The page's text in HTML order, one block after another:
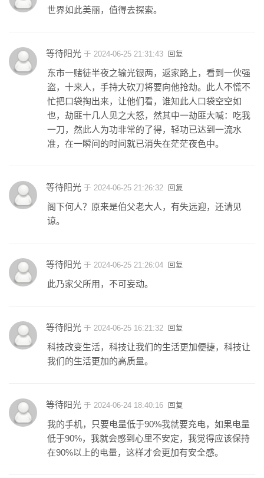
世界如此美丽，值得去探索。
等待阳光 于 2024-06-25 21:31:43 回复
东市一赌徒半夜之输光银两，返家路上，看到一伙强
盗，十来人，手持大砍刀将要向他抢劫。此人不慌不
忙把口袋掏出来，让他们看，谁知此人口袋空空如
也，劫匪十几人见之大怒，然其中一劫匪大喊：吃我
一刀，然此人为功非常的了得，轻功已达到一流水
准，在一瞬间的时间就已消失在茫茫夜色中。
等待阳光 于 2024-06-25 21:26:32 回复
阁下何人？原来是伯父老大人，有失远迎，还请见
谅。
等待阳光 于 2024-06-25 21:26:04 回复
此乃家父所用，不可妄动。
等待阳光 于 2024-06-25 16:21:32 回复
科技改变生活，科技让我们的生活更加便捷，科技让
我们的生活更加的高质量。
等待阳光 于 2024-06-24 18:40:16 回复
我的手机，只要电量低于90%我就要充电，如果电量
低于90%，我就会感到心里不安定，我觉得应该保持
在90%以上的电量，这样才会更加有安全感。